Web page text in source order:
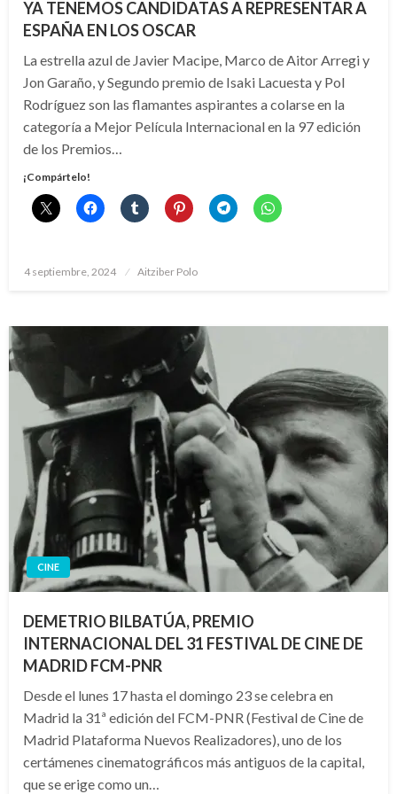
YA TENEMOS CANDIDATAS A REPRESENTAR A
ESPAÑA EN LOS OSCAR
La estrella azul de Javier Macipe, Marco de Aitor Arregi y
Jon Garaño, y Segundo premio de Isaki Lacuesta y Pol
Rodríguez son las flamantes aspirantes a colarse en la
categoría a Mejor Película Internacional en la 97 edición
de los Premios…
¡Compártelo!
Publicado
4 septiembre, 2024 Aitziber Polo
CINE
DEMETRIO BILBATÚA, PREMIO
INTERNACIONAL DEL 31 FESTIVAL DE CINE DE
MADRID FCM-PNR
Desde el lunes 17 hasta el domingo 23 se celebra en
Madrid la 31ª edición del FCM-PNR (Festival de Cine de
Madrid Plataforma Nuevos Realizadores), uno de los
certámenes cinematográficos más antiguos de la capital,
que se erige como un…